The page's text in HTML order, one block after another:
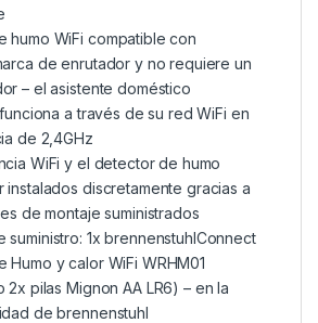
humo WiFi compatible con
de enrutador y no requiere un
– el asistente doméstico
a través de su red WiFi en
de 2,4GHz
WiFi y el detector de humo
instalados discretamente gracias a
de montaje suministrados
suministro: 1x brennenstuhlConnect
Humo y calor WiFi WRHM01
2x pilas Mignon AA LR6) – en la
de brennenstuhl